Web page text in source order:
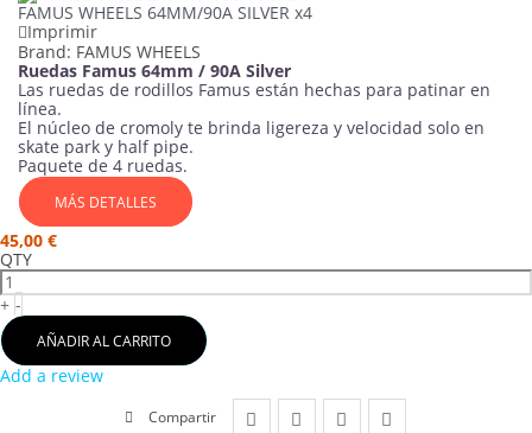
FAMUS WHEELS 64MM/90A SILVER x4
Imprimir
Brand: FAMUS WHEELS
Ruedas Famus 64mm / 90A Silver
Las ruedas de rodillos Famus están hechas para patinar en
línea.
El núcleo de cromoly te brinda ligereza y velocidad solo en
skate park y half pipe.
Paquete de 4 ruedas.
MÁS DETALLES
45,00 €
QTY
+ -
AÑADIR AL CARRITO
Add a review
Compartir